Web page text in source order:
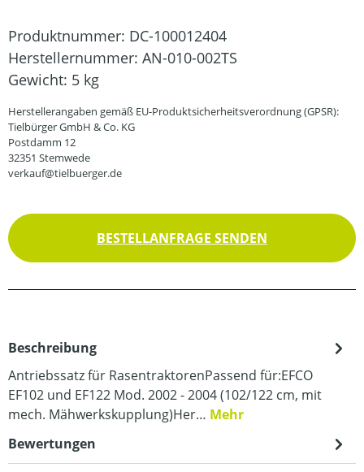
Produktnummer: DC-100012404
Herstellernummer: AN-010-002TS
Gewicht: 5 kg
Herstellerangaben gemäß EU-Produktsicherheitsverordnung (GPSR):
Tielbürger GmbH & Co. KG
Postdamm 12
32351 Stemwede
verkauf@tielbuerger.de
BESTELLANFRAGE SENDEN
Beschreibung
Antriebssatz für RasentraktorenPassend für:EFCO
EF102 und EF122 Mod. 2002 - 2004 (102/122 cm, mit
mech. Mähwerkskupplung)Her… Mehr
Bewertungen